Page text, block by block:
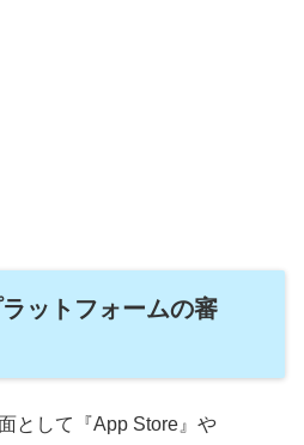
ットフォームの審
として『App Store』や